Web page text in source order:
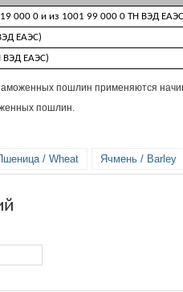
000 0 и из 1001 99 000 0 ТН ВЭД
ЕАЭС)
ВЭД ЕАЭС)
пошлин применяются
пошлин.
/ Wheat Ячмень / Barley